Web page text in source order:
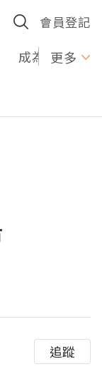
會員登記
成為U更多
追蹤